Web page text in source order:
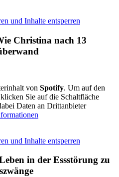
und Inhalte entsperren
Christina nach 13
von Spotify. Um auf den
Sie auf die Schaltfläche
Daten an Drittanbieter
und Inhalte entsperren
in der Essstörung zu